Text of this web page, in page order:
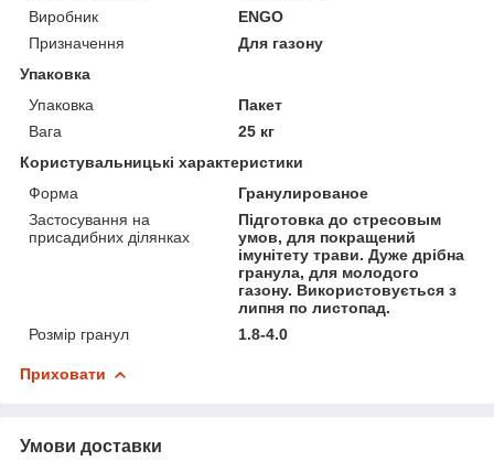
Виробник
ENGO
Призначення
Для газону
Упаковка
Упаковка
Пакет
Вага
25 кг
Користувальницькі характеристики
Форма
Гранулированое
Застосування на
присадибних ділянках
Підготовка до стресовым
умов, для покращений
імунітету трави. Дуже дрібна
гранула, для молодого
газону. Використовується з
липня по листопад.
Розмір гранул
1.8-4.0
Приховати
Умови доставки